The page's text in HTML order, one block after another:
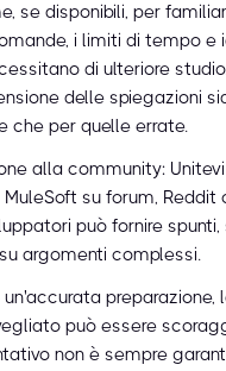
se disponibili, per
i limiti di tempo e
di ulteriore
delle spiegazioni
che per quelle errate.
alla community:
su forum, Reddit
può fornire
argomenti complessi.
preparazione,
può essere
non è sempre